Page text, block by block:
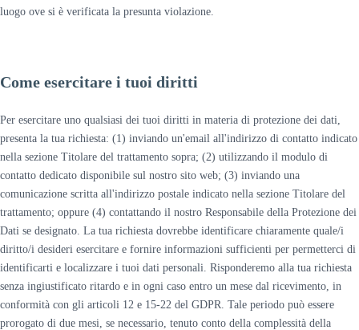
luogo ove si è verificata la presunta violazione.
Come esercitare i tuoi diritti
Per esercitare uno qualsiasi dei tuoi diritti in materia di protezione dei dati,
presenta la tua richiesta: (1) inviando un'email all'indirizzo di contatto indicato
nella sezione Titolare del trattamento sopra; (2) utilizzando il modulo di
contatto dedicato disponibile sul nostro sito web; (3) inviando una
comunicazione scritta all'indirizzo postale indicato nella sezione Titolare del
trattamento; oppure (4) contattando il nostro Responsabile della Protezione dei
Dati se designato. La tua richiesta dovrebbe identificare chiaramente quale/i
diritto/i desideri esercitare e fornire informazioni sufficienti per permetterci di
identificarti e localizzare i tuoi dati personali. Risponderemo alla tua richiesta
senza ingiustificato ritardo e in ogni caso entro un mese dal ricevimento, in
conformità con gli articoli 12 e 15-22 del GDPR. Tale periodo può essere
prorogato di due mesi, se necessario, tenuto conto della complessità della